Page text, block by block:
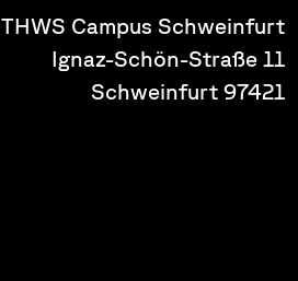
THWS Campus Schweinfurt
Ignaz-Schön-Straße 11
97421 Schweinfurt